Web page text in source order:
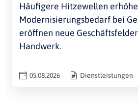
Häufigere Hitzewellen
Modernisierungsbedarf bei
eröffnen neue
Handwerk.
05.08.2026 Dienstleistungen